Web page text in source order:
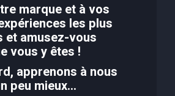
marque et à vos
les plus
et amusez-vous
vous y êtes !
apprenons à nous
peu mieux...